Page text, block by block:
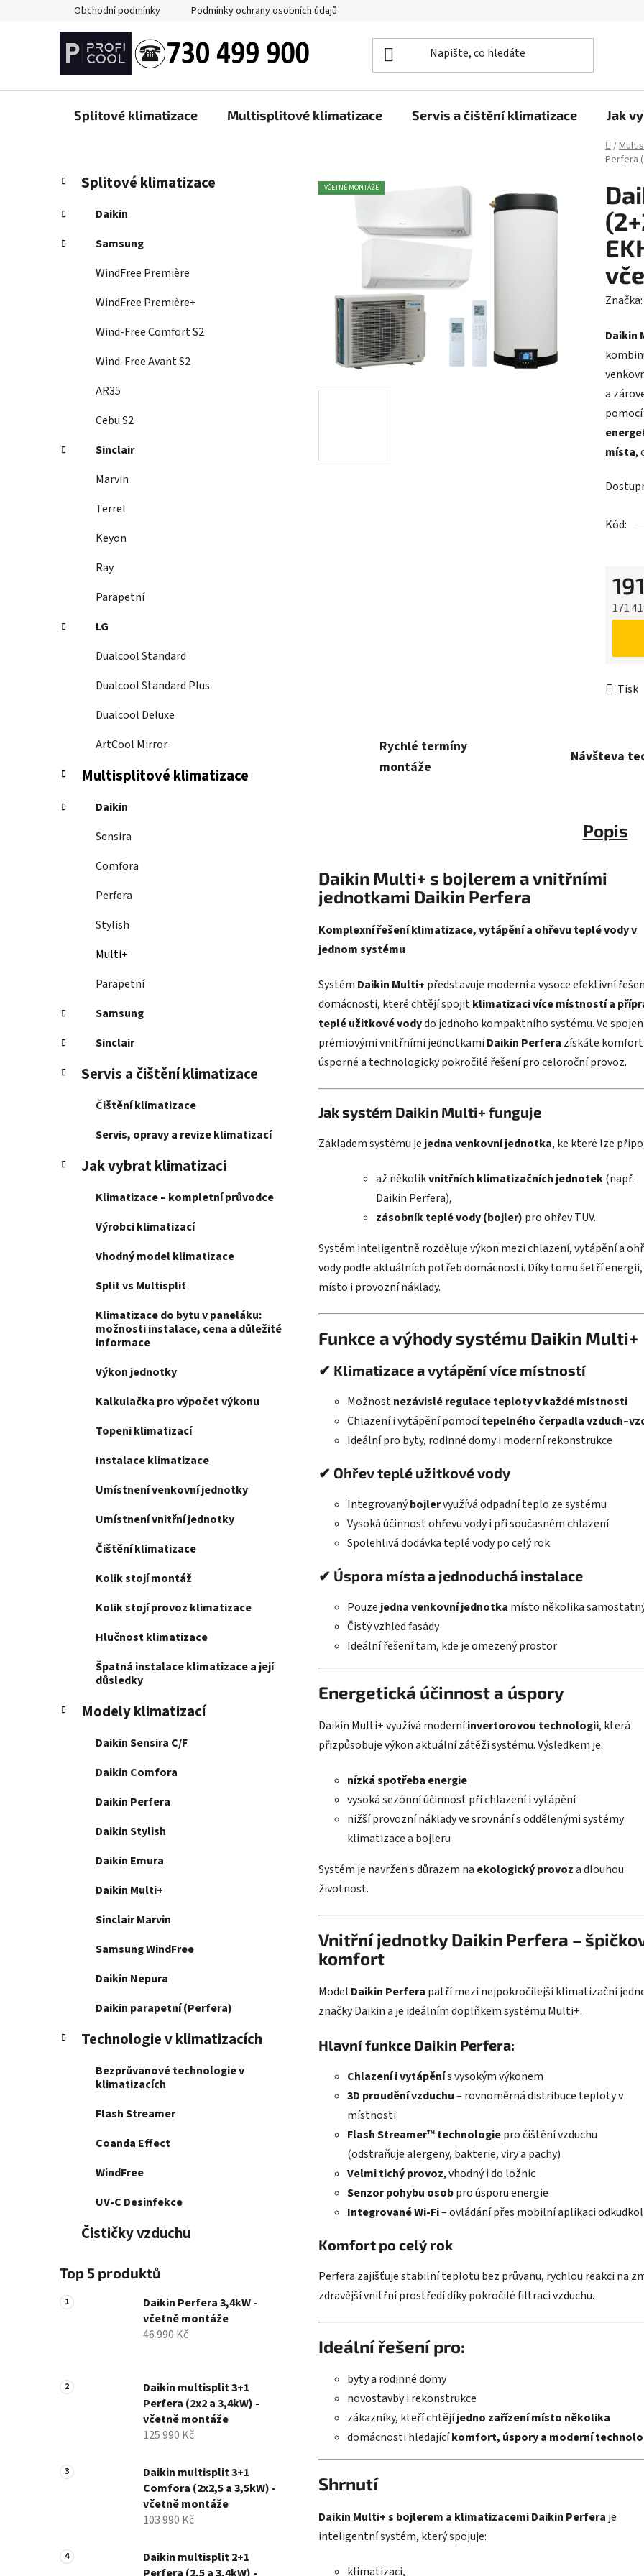
Obchodní podmínky Podmínky ochrany osobních údajů
Splitové klimatizace Multisplitové klimatizace Servis a čištění klimatizace Jak
Domů
/
Perfera
P
s
r
Přeskočit
kategorie
K
a
e
g
o
Splitové klimatizace
Daikin
Samsung
WindFree Première
WindFree Première+
Wind-Free Comfort S2
Wind-Free Avant S2
AR35
Cebu S2
Sinclair
Marvin
Terrel
Keyon
Ray
Parapetní
LG
Dualcool Standard
Dualcool Standard Plus
Dualcool Deluxe
ArtCool Mirror
Multisplitové klimatizace
Daikin
Sensira
Comfora
Perfera
Stylish
Multi+
Parapetní
Samsung
Sinclair
Servis a čištění klimatizace
Čištění klimatizace
Servis, opravy a revize klimatizací
Jak vybrat klimatizaci
Klimatizace – kompletní průvodce
Výrobci klimatizací
Vhodný model klimatizace
Split vs Multisplit
Klimatizace do bytu v paneláku:
možnosti instalace, cena a důležité
informace
Výkon jednotky
Kalkulačka pro výpočet výkonu
Topeni klimatizací
Instalace klimatizace
Umístnení venkovní jednotky
Umístnení vnitřní jednotky
Čištění klimatizace
Kolik stojí montáž
Kolik stojí provoz klimatizace
Hlučnost klimatizace
Špatná instalace klimatizace a její
důsledky
Modely klimatizací
Daikin Sensira C/F
Daikin Comfora
Daikin Perfera
Daikin Stylish
Daikin Emura
Daikin Multi+
Sinclair Marvin
Samsung WindFree
Daikin Nepura
Daikin parapetní (Perfera)
Technologie v klimatizacích
Bezprůvanové technologie v
klimatizacích
Flash Streamer
Coanda Effect
WindFree
UV-C Desinfekce
Čističky vzduchu
Top 5 produktů
Daikin Perfera 3,4kW -
včetně montáže
46 990 Kč
Daikin multisplit 3+1
Perfera (2x2 a 3,4kW) -
včetně montáže
125 990 Kč
Daikin multisplit 3+1
Comfora (2x2,5 a 3,5kW) -
včetně montáže
103 990 Kč
Daikin multisplit 2+1
Značka:
Daikin
a
místa,
Kód:
171
Tisk
VČETNĚ MONTÁŽE
Rychlé termíny
montáže
Návšteva
Popis
Daikin Multi+ s bojlerem a vnitřními
jednotkami Daikin Perfera
Komplexní řešení klimatizace, vytápění a ohřevu teplé vody v
jednom systému
Systém Daikin Multi+ představuje moderní a vysoce efektivní
domácnosti, které chtějí spojitklimatizaci více místností a
teplé užitkové vodydo jednoho kompaktního systému. Ve
prémiovými vnitřními jednotkami Daikin Perfera získáte
úsporné a technologicky pokročilé řešení pro celoroční provoz.
Jak systém Daikin Multi+ funguje
Základem systému je jedna venkovní jednotka, ke které lze
až několikvnitřních klimatizačních jednotek(např.
Daikin Perfera),
zásobník teplé vody (bojler) pro ohřev TUV.
Systém inteligentně rozděluje výkon mezi chlazení, vytápění a
vody podle aktuálních potřeb domácnosti. Díky tomu šetří energii,
místo i provozní náklady.
Funkce a výhody systému Daikin Multi+
✔ Klimatizace a vytápění více místností
Možnostnezávislé regulace teploty v každé místnosti
Chlazení i vytápění pomocítepelného čerpadla
Ideální pro byty, rodinné domy i moderní rekonstrukce
✔ Ohřev teplé užitkové vody
Integrovanýbojlervyužívá odpadní teplo ze systému
Vysoká účinnost ohřevu vody i při současném chlazení
Spolehlivá dodávka teplé vody po celý rok
✔ Úspora místa a jednoduchá instalace
Pouze jedna venkovní jednotka místo několika
Čistý vzhled fasády
Ideální řešení tam, kde je omezený prostor
Energetická účinnost a úspory
Daikin Multi+ využívá moderníinvertorovou technologii, která
přizpůsobuje výkon aktuální zátěži systému. Výsledkem je:
nízká spotřeba energie
vysoká sezónní účinnost při chlazení i vytápění
nižší provozní náklady ve srovnání s oddělenými systémy
klimatizace a bojleru
Systém je navržen s důrazem na ekologický provoza dlouhou
životnost.
Vnitřní jednotky Daikin Perfera –
komfort
Model Daikin Perfera patří mezi nejpokročilejší klimatizační
značky Daikin a je ideálním doplňkem systému Multi+.
Hlavní funkce Daikin Perfera:
Chlazení i vytápěnís vysokým výkonem
3D proudění vzduchu– rovnoměrná distribuce teploty v
místnosti
Flash Streamer™ technologiepro čištění vzduchu
(odstraňuje alergeny, bakterie, viry a pachy)
Velmi tichý provoz, vhodný i do ložnic
Senzor pohybu osobpro úsporu energie
Integrované Wi-Fi– ovládání přes mobilní aplikaci
Komfort po celý rok
Perfera zajišťuje stabilní teplotu bez průvanu, rychlou reakci na
zdravější vnitřní prostředí díky pokročilé filtraci vzduchu.
Ideální řešení pro:
byty a rodinné domy
novostavby i rekonstrukce
zákazníky, kteří chtějíjedno zařízení místo několika
domácnosti hledajícíkomfort, úspory a moderní
Shrnutí
Daikin Multi+ s bojlerem a klimatizacemi Daikin Perfera je
inteligentní systém, který spojuje:
klimatizaci,